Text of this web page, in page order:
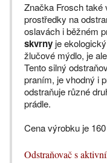
Značka Frosch také
prostředky na
oslavách i běžném
skvrny je
žlučové mýdlo, je
Tento silný
praním, je vhodný i
odstraňuje různé
prádle.
Cena výrobku je
Odstraňovač s